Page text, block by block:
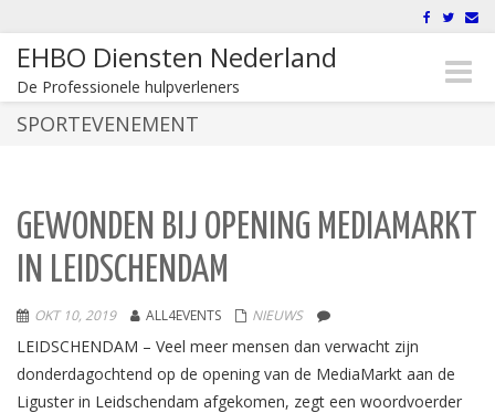
EHBO Diensten Nederland
De Professionele hulpverleners
Toggle
SPORTEVENEMENT
GEWONDEN BIJ OPENING MEDIAMARKT
IN LEIDSCHENDAM
OKT 10, 2019 ALL4EVENTS NIEUWS
LEIDSCHENDAM – Veel meer mensen dan verwacht zijn
donderdagochtend op de opening van de MediaMarkt aan de
Liguster in Leidschendam afgekomen, zegt een woordvoerder